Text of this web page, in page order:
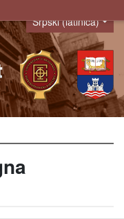
Language
Srpski (latinica)